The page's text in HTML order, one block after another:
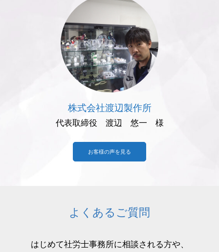
株式会社渡辺製作所
代表取締役 渡辺 悠一 様
お客様の声を見る
よくあるご質問
はじめて社労士事務所に相談される方や、